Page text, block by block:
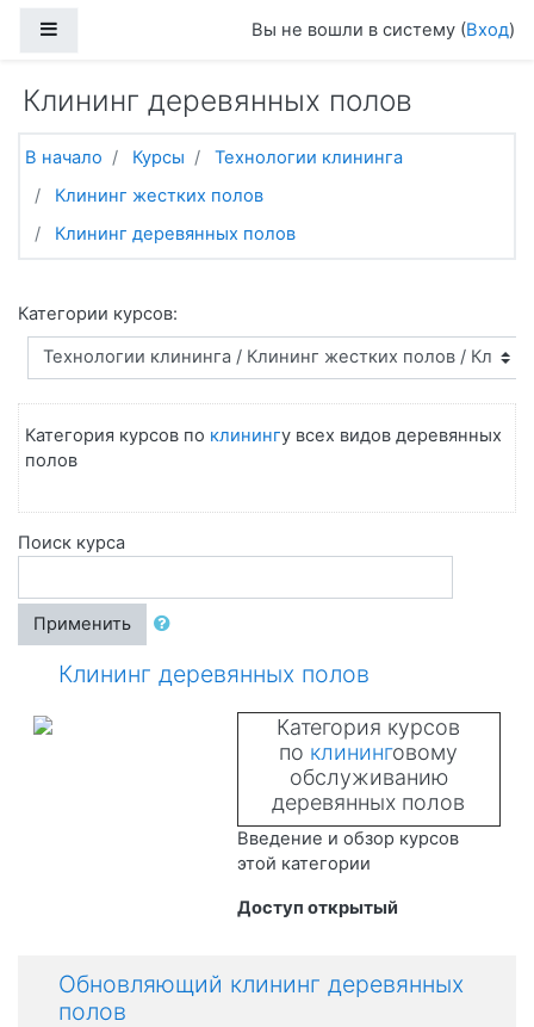
Вы не вошли в систему (Вход)
Клининг деревянных полов
В начало Курсы
Технологии клининга
Клининг жестких полов
Клининг деревянных полов
Категории курсов:
Категория курсов по клинингу всех видов деревянных
полов
Поиск курса
Применить
Клининг деревянных полов
Категория курсов
по клининговому
обслуживанию
деревянных полов
Введение и обзор курсов
этой категории
Доступ открытый
Обновляющий клининг деревянных
полов